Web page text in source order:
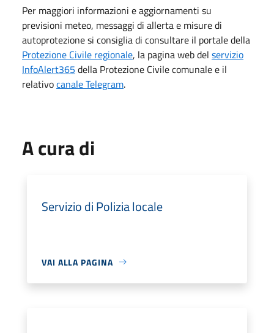
Per maggiori informazioni e aggiornamenti su
previsioni meteo, messaggi di allerta e misure di
autoprotezione si consiglia di consultare il portale della
Protezione Civile regionale, la pagina web del servizio
InfoAlert365 della Protezione Civile comunale e il
relativocanale Telegram.
A cura di
Servizio di Polizia locale
VAI ALLA PAGINA